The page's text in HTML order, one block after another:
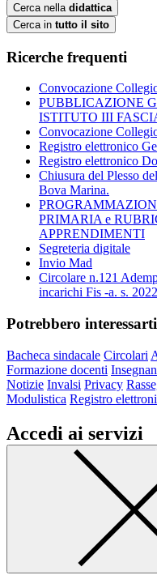
Cerca nella didattica
Cerca in tutto il sito
Ricerche frequenti
Convocazione
PUBBLICAZIONE
ISTITUTO III
Convocazione
Registro elettronico
Registro elettronico
Chiusura del Plesso
Bova Marina.
PRIMARIA e
APPRENDIMENTI
Segreteria digitale
Invio Mad
Circolare n.121
incarichi Fis -a. s.
Potrebbero interessarti
Bacheca sindacale Circolari
Formazione docenti
Notizie Invalsi Privacy
Modulistica Registro
Accedi ai servizi